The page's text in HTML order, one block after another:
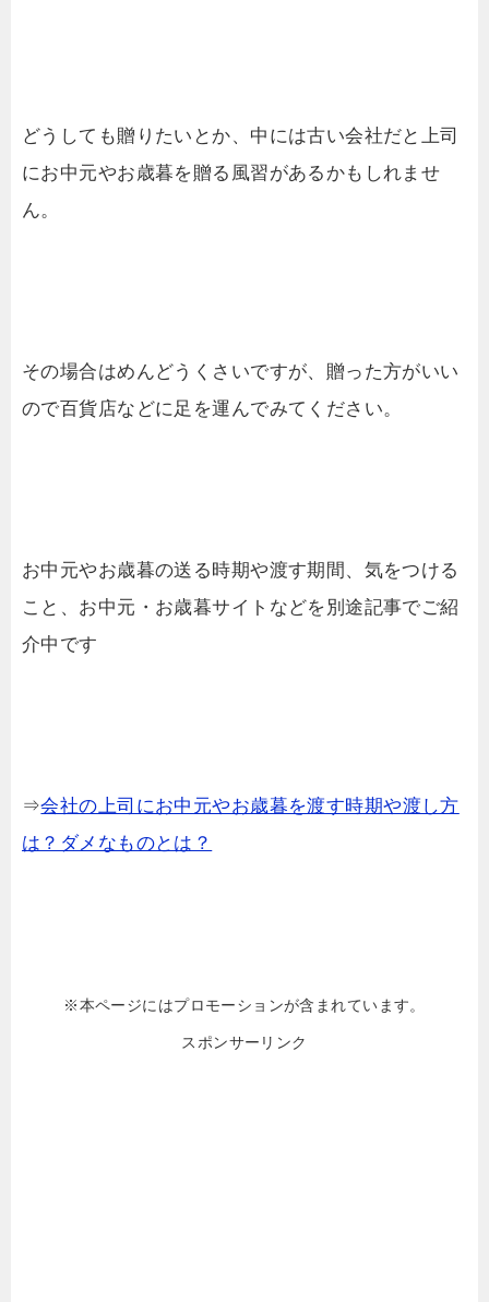
どうしても贈りたいとか、中には古い会社だと上司
にお中元やお歳暮を贈る風習があるかもしれませ
ん。
その場合はめんどうくさいですが、贈った方がいい
ので百貨店などに足を運んでみてください。
お中元やお歳暮の送る時期や渡す期間、気をつける
こと、お中元・お歳暮サイトなどを別途記事でご紹
介中です
⇒会社の上司にお中元やお歳暮を渡す時期や渡し方
は？ダメなものとは？
※本ページにはプロモーションが含まれています。
スポンサーリンク